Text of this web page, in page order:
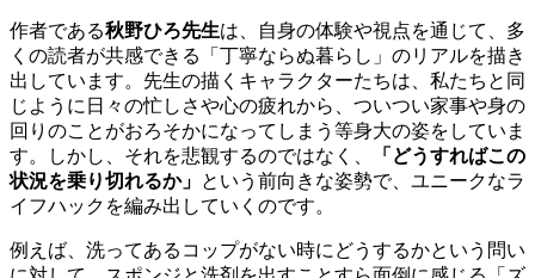
作者である秋野ひろ先生は、自身の体験や視点を通じて、多
くの読者が共感できる「丁寧ならぬ暮らし」のリアルを描き
出しています。先生の描くキャラクターたちは、私たちと同
じように日々の忙しさや心の疲れから、ついつい家事や身の
回りのことがおろそかになってしまう等身大の姿をしていま
す。しかし、それを悲観するのではなく、
「どうすればこの
状況を乗り切れるか」 という前向きな姿勢で、ユニークなラ
イフハックを編み出していくのです。
例えば、洗ってあるコップがない時にどうするかという問い